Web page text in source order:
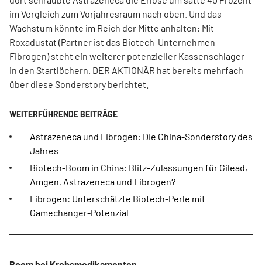
im Vergleich zum Vorjahresraum nach oben. Und das
Wachstum könnte im Reich der Mitte anhalten: Mit
Roxadustat (Partner ist das Biotech-Unternehmen
Fibrogen) steht ein weiterer potenzieller Kassenschlager
in den Startlöchern. DER AKTIONÄR hat bereits mehrfach
über diese Sonderstory berichtet.
Astrazeneca und Fibrogen: Die China-Sonderstory des
Jahres
Biotech-Boom in China: Blitz-Zulassungen für Gilead,
Amgen, Astrazeneca und Fibrogen?
Fibrogen: Unterschätzte Biotech-Perle mit
Gamechanger-Potenzial